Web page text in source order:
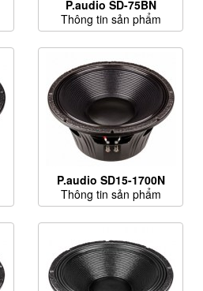
P.audio SD-75BN
Thông tin sản phẩm
P.audio SD15-1700N
Thông tin sản phẩm